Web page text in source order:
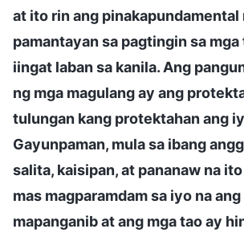
at ito rin ang pinakapundamental
pamantayan sa pagtingin sa mga
iingat laban sa kanila. Ang
ng mga magulang ay ang
tulungan kang protektahan ang
Gayunpaman, mula sa ibang
salita, kaisipan, at pananaw na
mas magparamdam sa iyo na
mapanganib at ang mga tao ay